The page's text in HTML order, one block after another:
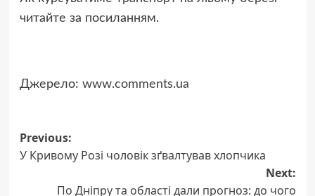
читайте за посиланням.
Джерело: www.comments.ua
Post
navigation
Previous:
У Кривому Розі чоловік зґвалтував хлопчика
Next:
По Дніпру та області дали прогноз: до чого